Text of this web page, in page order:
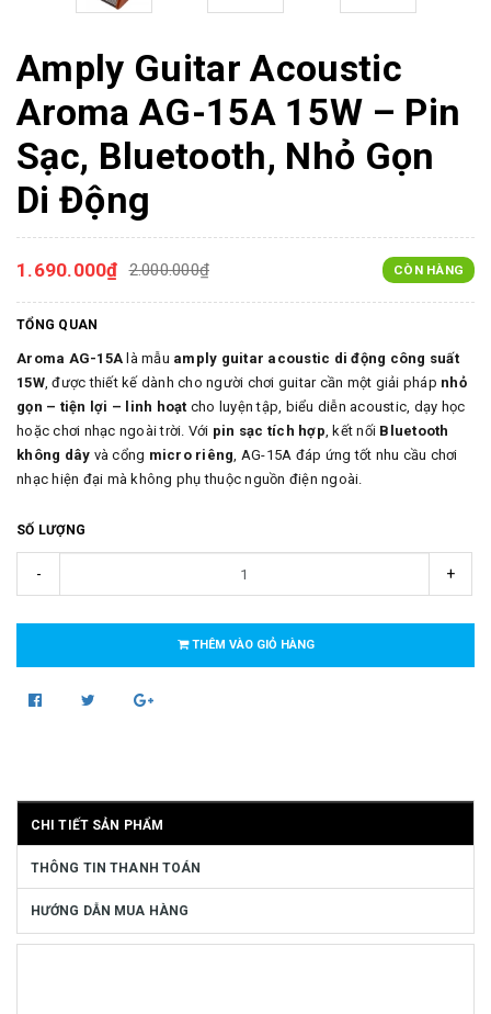
Amply Guitar Acoustic
Aroma AG-15A 15W – Pin
Sạc, Bluetooth, Nhỏ Gọn
Di Động
1.690.000₫ 2.000.000₫ CÒN HÀNG
TỔNG QUAN
Aroma AG-15A là mẫu amply guitar acoustic di động công suất
15W, được thiết kế dành cho người chơi guitar cần một giải pháp nhỏ
gọn – tiện lợi – linh hoạt cho luyện tập, biểu diễn acoustic, dạy học
hoặc chơi nhạc ngoài trời. Với pin sạc tích hợp, kết nối Bluetooth
không dây và cổng micro riêng, AG-15A đáp ứng tốt nhu cầu chơi
nhạc hiện đại mà không phụ thuộc nguồn điện ngoài.
SỐ LƯỢNG
- +
THÊM VÀO GIỎ HÀNG
CHI TIẾT SẢN PHẨM
THÔNG TIN THANH TOÁN
HƯỚNG DẪN MUA HÀNG